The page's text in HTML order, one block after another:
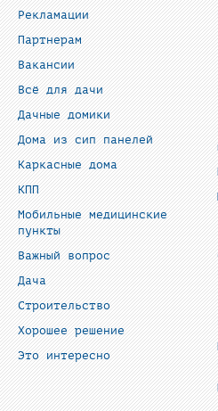
Рекламации
Партнерам
Вакансии
Всё для дачи
Дачные домики
Дома из сип панелей
Каркасные дома
КПП
Мобильные медицинские
пункты
Важный вопрос
Дача
Строительство
Хорошее решение
Это интересно